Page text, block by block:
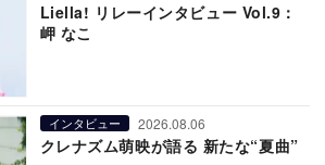
Liella! リレーインタビュー Vol.9：
岬 なこ
インタビュー 2026.08.06
クレナズム萌映が語る 新たな“夏曲”